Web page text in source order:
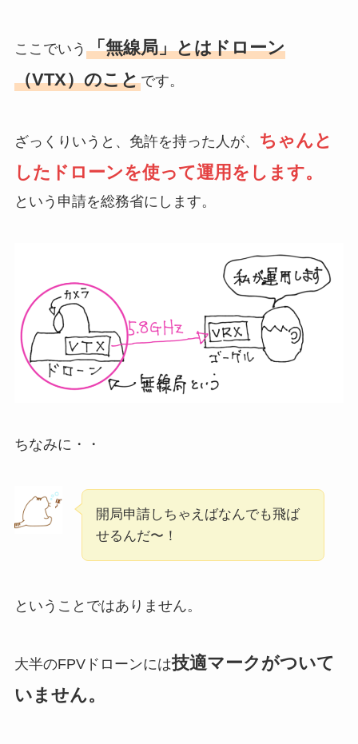
ここでいう 「無線局」とはドローン
（VTX）のことです。
ざっくりいうと、免許を持った人が、
ちゃんと
したドローンを使って運用をします。
という申請を総務省にします。
ちなみに・・
開局申請しちゃえばなんでも飛ば
せるんだ〜！
ということではありません。
大半のFPVドローンには技適マークがついて
いません。